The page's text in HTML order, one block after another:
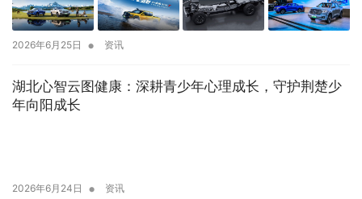
2026年6月25日 • 资讯
湖北心智云图健康：深耕青少年心理成长，守护荆楚少
年向阳成长
2026年6月24日 • 资讯